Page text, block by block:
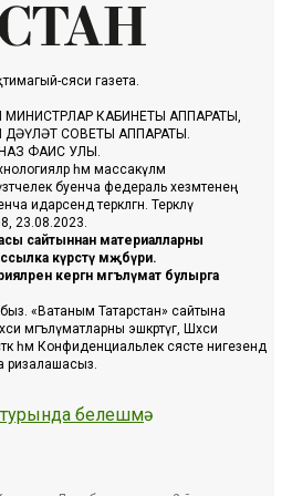
сәяси газета.
КАБИНЕТЫ АППАРАТЫ,
СОВЕТЫ АППАРАТЫ.
ФАИС УЛЫ.
һәм массакүләм
буенча федераль хезмәтенең
идарәсендә теркәлгән. Теркәлү
23.08.2023.
сайтыннан материалларны
күрсәтү мәҗбүри.
кергән мәгълүмат булырга
«Ватаным Татарстан» сайтына
мәгълүматларны эшкәртүгә, Шәхси
һәм Конфиденциальлек сәясәте нигезендә
ризалашасыз.
белешмә